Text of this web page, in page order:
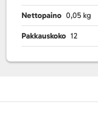
Nettopaino 0,05 kg
Pakkauskoko 12